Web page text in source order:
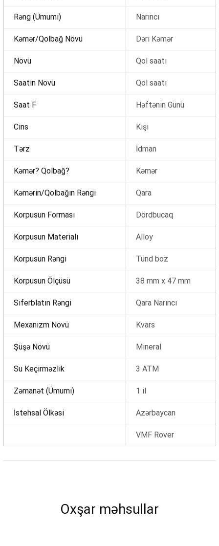
Rəng (Ümumi) Narıncı
Kəmər/Qolbağ Növü Dəri Kəmər
Növü Qol saatı
Saatın Növü Qol saatı
Saat F Həftənin Günü
Cins Kişi
Tərz İdman
Kəmər? Qolbağ? Kəmər
Kəmərin/Qolbağın Rəngi Qara
Korpusun Forması Dördbucaq
Korpusun Materialı Alloy
Korpusun Rəngi Tünd boz
Korpusun Ölçüsü 38 mm x 47 mm
Siferblatın Rəngi Qara Narıncı
Mexanizm Növü Kvars
Şüşə Növü Mineral
Su Keçirməzlik 3 ATM
Zəmanət (Ümumi) 1 il
İstehsal Ölkəsi Azərbaycan
VMF Rover
Oxşar məhsullar
Məhsul(lar) səbətə əlavə edildi
Sifarişin detalları
Endirim 0 ₼
Çatdırılma 0 ₼
Yekun məbləğ
OK